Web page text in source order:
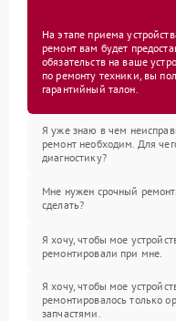
На этапе приема
ремонт вам будет
обязательств на ваше
по ремонту техники, вы
гарантийный талон.
Я уже знаю в чем
ремонт необходим. Для
диагностику?
Мне нужен срочный
сделать?
Я хочу, чтобы мое
ремонтировали при мне.
Я хочу, чтобы мое
ремонтировалось только
запчастями.